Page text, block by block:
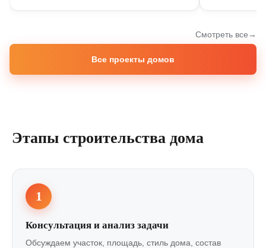
Смотреть все
Все проекты домов
Этапы строительства дома
1
Консультация и анализ задачи
Обсуждаем участок, площадь, стиль дома, состав